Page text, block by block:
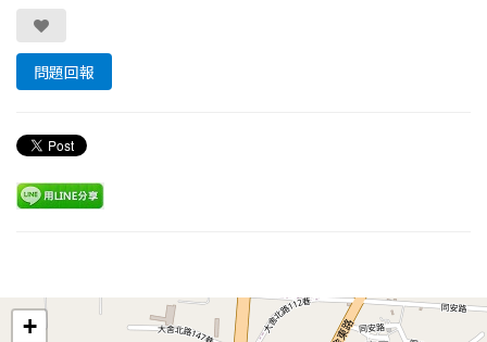
問題回報
+